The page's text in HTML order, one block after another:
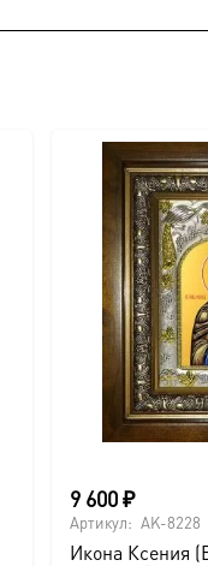
9 600₽
Артикул: AK-8228
Икона Ксения